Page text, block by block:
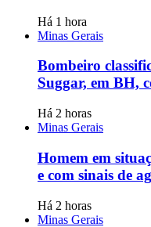
Há 1 hora
Minas Gerais
Bombeiro
Suggar, em BH,
Há 2 horas
Minas Gerais
Homem em
e com sinais de
Há 2 horas
Minas Gerais